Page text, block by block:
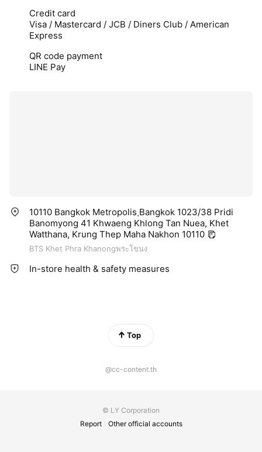
Credit card
Visa / Mastercard / JCB / Diners Club / American
Express
QR code payment
LINE Pay
10110 Bangkok Metropolis ฺBangkok 1023/38 Pridi
Banomyong 41 Khwaeng Khlong Tan Nuea, Khet
Watthana, Krung Thep Maha Nakhon 10110
BTS Khet Phra Khanongพระโขนง
In-store health & safety measures
Top
@cc-content.th
© LY Corporation
Report
Other official accounts